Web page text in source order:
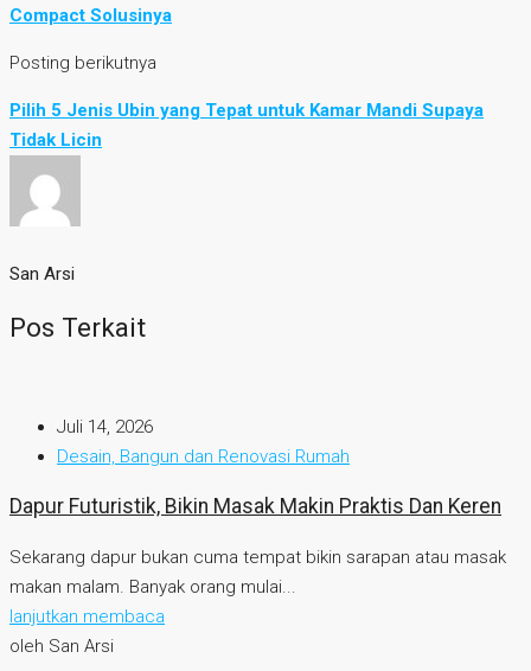
Compact Solusinya
Posting berikutnya
Pilih 5 Jenis Ubin yang Tepat untuk Kamar Mandi Supaya
Tidak Licin
San Arsi
Pos Terkait
Juli 14, 2026
Desain, Bangun dan Renovasi Rumah
Dapur Futuristik, Bikin Masak Makin Praktis Dan Keren
Sekarang dapur bukan cuma tempat bikin sarapan atau masak
makan malam. Banyak orang mulai...
lanjutkan membaca
oleh San Arsi